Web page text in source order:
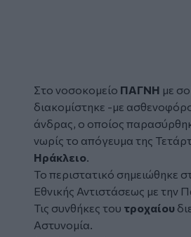
Στο νοσοκομείο ΠΑΓΝΗ με
διακομίστηκε -με
άνδρας, ο οποίος
νωρίς το απόγευμα της
Ηράκλειο.
Το περιστατικό σημειώθηκε
Εθνικής Αντιστάσεως με την
Τις συνθήκες του τροχαίου
Αστυνομία.